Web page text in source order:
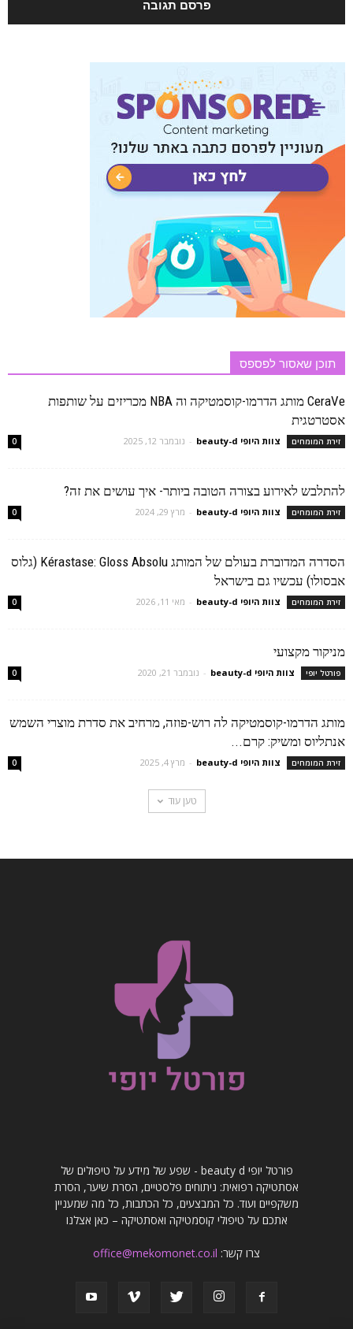
תוכן שאסור לפספס
CeraVe מותג הדרמו-קוסמטיקה וה NBA מכריזים על שותפות
אסטרטגית
זירת המומחים צוות היופי beauty-d - נובמבר 12, 2025 0
להתלבש לאירוע בצורה הטובה ביותר- איך עושים את זה?
זירת המומחים צוות היופי beauty-d - מרץ 29, 2024 0
הסדרה המדוברת בעולם של המותג Kérastase: Gloss Absolu (גלוס
אבסולו) עכשיו גם בישראל
זירת המומחים צוות היופי beauty-d - מאי 11, 2026 0
מניקור מקצועי
פורטל יופי צוות היופי beauty-d - נובמבר 21, 2020 0
מותג הדרמו-קוסמטיקה לה רוש-פוזה, מרחיב את סדרת מוצרי השמש
אנתליוס ומשיק: קרם...
זירת המומחים צוות היופי beauty-d - מרץ 4, 2025 0
טען עוד
פורטל יופי beauty d - שפע של מידע על טיפולים של
אסתטיקה רפואית: ניתוחים פלסטיים, הסרת שיער, הסרת
משקפיים ועוד. כל המבצעים, כל הכתבות, כל מה שמעניין
אתכם על טיפולי קוסמטיקה ואסתטיקה – כאן אצלנו
צרו קשר: office@mekomonet.co.il